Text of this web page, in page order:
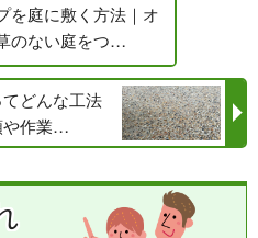
を庭に敷く方法｜オ
のない庭をつ…
どんな工法
や作業…